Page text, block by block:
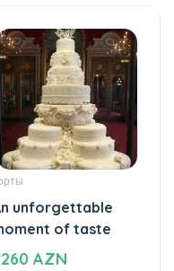
unforgettable
of taste
AZN